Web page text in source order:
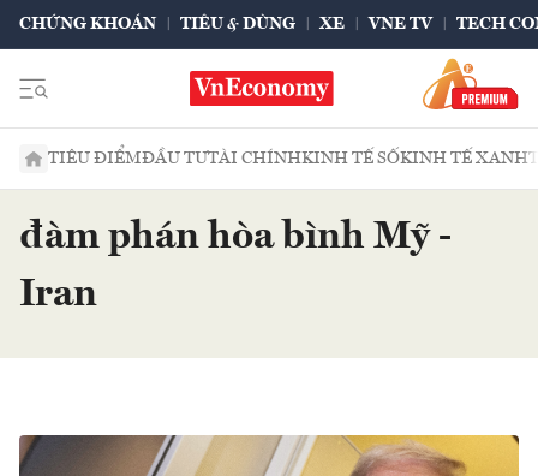
CHỨNG KHOÁN TIÊU & DÙNG XE VNE TV TECH
TIÊU ĐIỂMĐẦU TƯTÀI CHÍNHKINH TẾ SỐKINH TẾ XANH
đàm phán hòa bình Mỹ -
Iran